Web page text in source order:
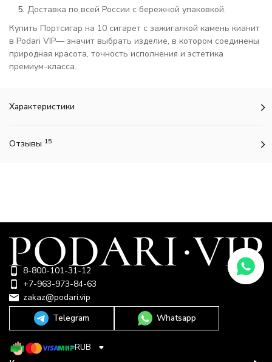
Доставка по всей России с бережной упаковкой.
Купить Портсигар на 10 сигарет с зажигалкой камень кианит
в Podari VIP— значит выбрать изделие, в котором соединены
природная красота, точность исполнения и эстетика
премиум-класса.
Характеристики
Отзывы 15
8-800-101-31-12
+7-963-973-84-63
zakaz@podari.vip
Telegram
Whatsapp
RUB